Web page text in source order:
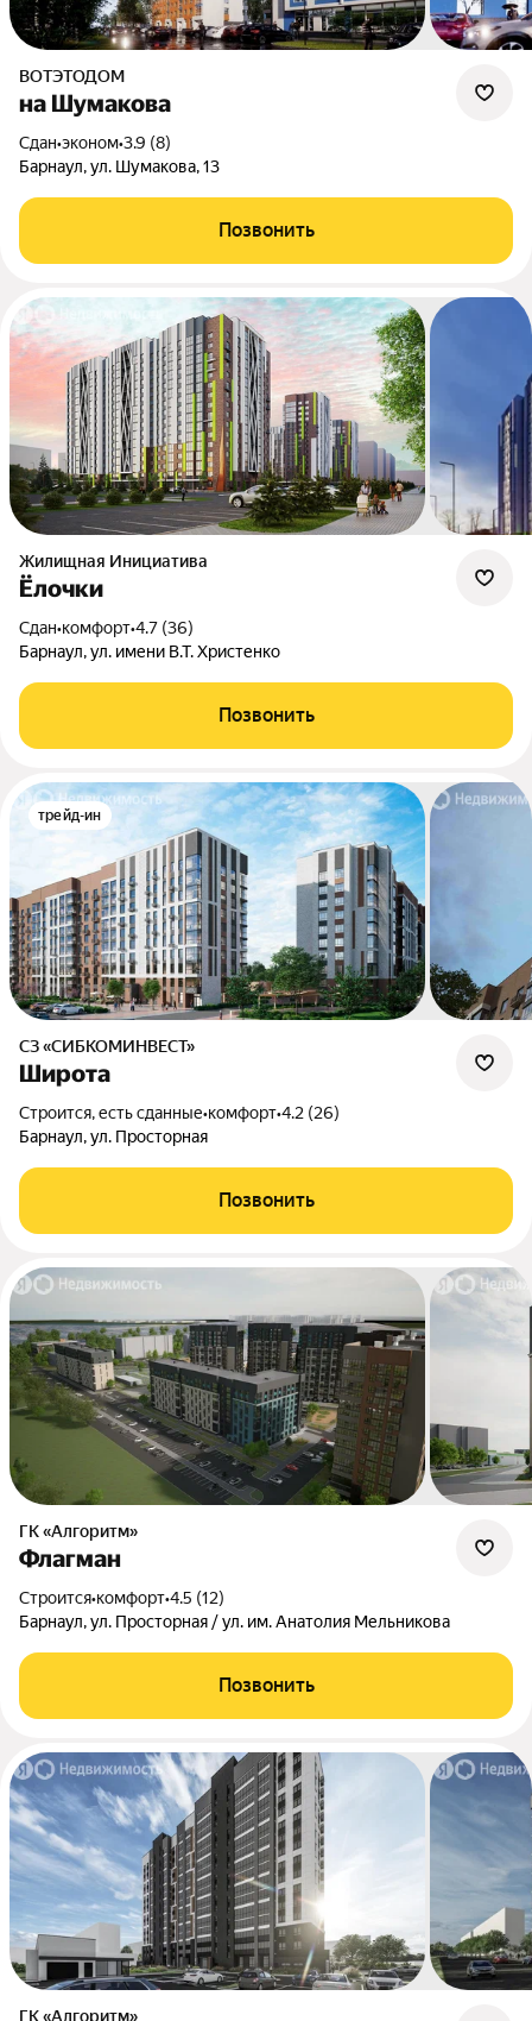
ВОТЭТОДОМ
на Шумакова
Сдан•эконом•3.9 (8)
Барнаул, ул. Шумакова, 13
Позвонить
Жилищная Инициатива
Ёлочки
Сдан•комфорт•4.7 (36)
Барнаул, ул. имени В.Т. Христенко
Позвонить
трейд-ин
СЗ «СИБКОМИНВЕСТ»
Широта
Строится, есть сданные•комфорт•4.2 (26)
Барнаул, ул. Просторная
Позвонить
ГК «Алгоритм»
Флагман
Строится•комфорт•4.5 (12)
Барнаул, ул. Просторная / ул. им. Анатолия Мельникова
Позвонить
ГК «Алгоритм»